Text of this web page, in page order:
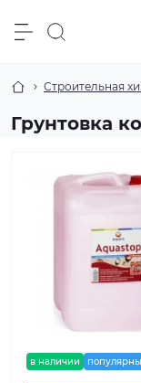
Строительная
Грунтовка
в наличии